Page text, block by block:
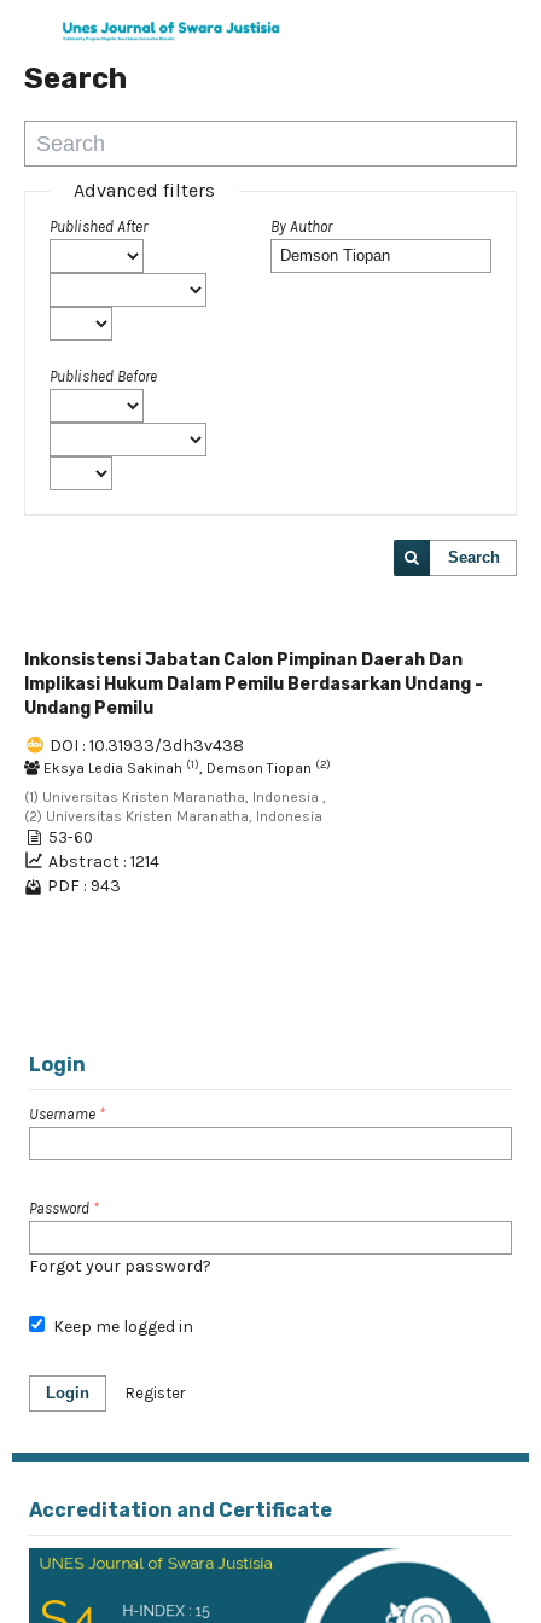
Search
Advanced filters
Published After
Published Before
By Author
Search
Inkonsistensi Jabatan Calon Pimpinan Daerah Dan
Implikasi Hukum Dalam Pemilu Berdasarkan Undang -
Undang Pemilu
DOI : 10.31933/3dh3v438
Eksya Ledia Sakinah (1), Demson Tiopan (2)
(1) Universitas Kristen Maranatha, Indonesia ,
(2) Universitas Kristen Maranatha, Indonesia
53-60
Abstract : 1214
PDF : 943
Login
Username *
Password *
Forgot your password?
Keep me logged in
Login Register
Accreditation and Certificate